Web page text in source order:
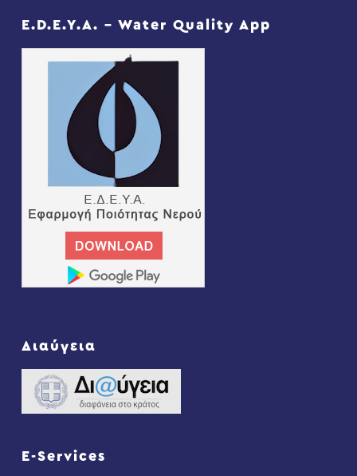
E.D.E.Y.A. – Water Quality App
Διαύγεια
E-Services